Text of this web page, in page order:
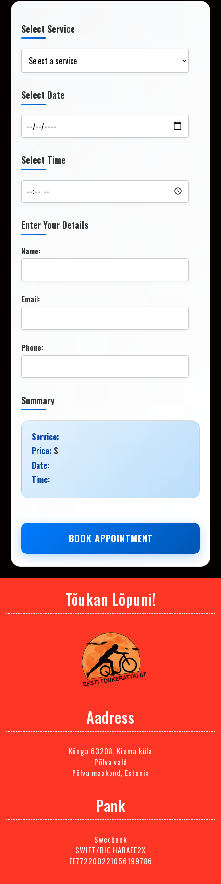
Select Service
Select Date
Select Time
Enter Your Details
Name:
Email:
Phone:
Summary
Service:
Price: $
Date:
Time:
BOOK APPOINTMENT
Tõukan Lõpuni!
Aadress
Künga 63208, Kiuma küla
Põlva vald
Põlva maakond, Estonia
Pank
Swedbank
SWIFT/BIC HABAEE2X
EE772200221056199786